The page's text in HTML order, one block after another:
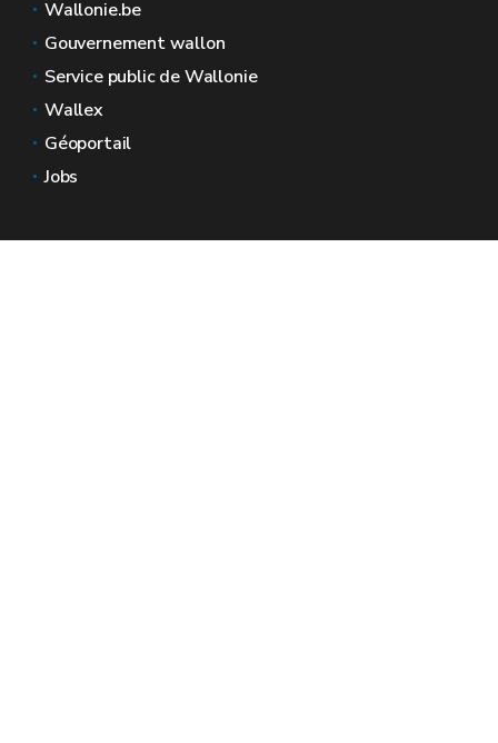
Wallonie.be
Gouvernement wallon
Service public de Wallonie
Wallex
Géoportail
Jobs